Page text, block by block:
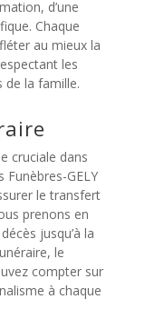
d’une
Chaque
au mieux la
les
de la famille.
cruciale dans
Funèbres-GELY
le transfert
prenons en
jusqu’à la
le
compter sur
à chaque